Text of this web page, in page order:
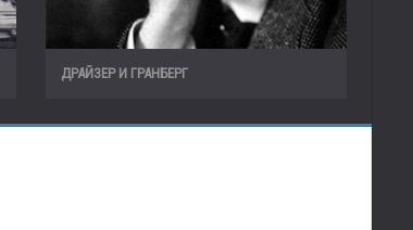
ДРАЙЗЕР И ГРАНБЕРГ